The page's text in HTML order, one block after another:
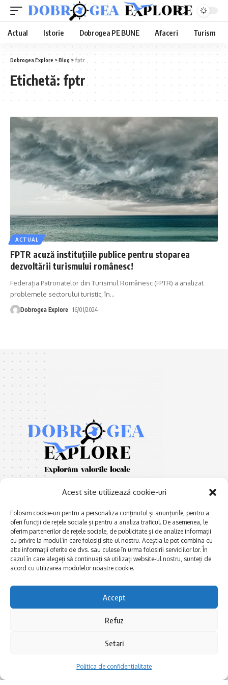
Acest site utilizează cookie-uri
Folosim cookie-uri pentru a personaliza conținutul și anunțurile, pentru a
oferi funcții de rețele sociale și pentru a analiza traficul. De asemenea, le
oferim partenerilor de rețele sociale, de publicitate și de analize informații
cu privire la modul în care folosiți site-ul nostru. Aceștia le pot combina cu
alte informații oferite de dvs. sau culese în urma folosirii serviciilor lor. În
cazul în care alegeți să continuați să utilizați website-ul nostru, sunteți de
acord cu utilizarea modulelor noastre cookie.
Accept
Refuz
Setari
Politica de confidentialitate
Actual Istorie Dobrogea PE BUNE Afaceri Turism
Dobrogea Explore >Blog > fptr
Etichetă: fptr
ACTUAL
FPTR acuză instituțiile publice pentru stoparea
dezvoltării turismului românesc!
Federația Patronatelor din Turismul Românesc (FPTR) a analizat
problemele sectorului turistic, în…
Dobrogea Explore 16/01/2024
E xplorăm Dobrogea,
Explorăm valorile locale:
Deltă, Litoral, cele mai mari
biserici și mănăstiri, cele mai
FRUMOASE POVEȘTI.
Afaceri și meșteșuguri
Actualitate